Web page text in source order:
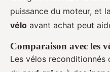
puissance du moteur, et
vélo avant achat peut
Comparaison avec les
Les vélos